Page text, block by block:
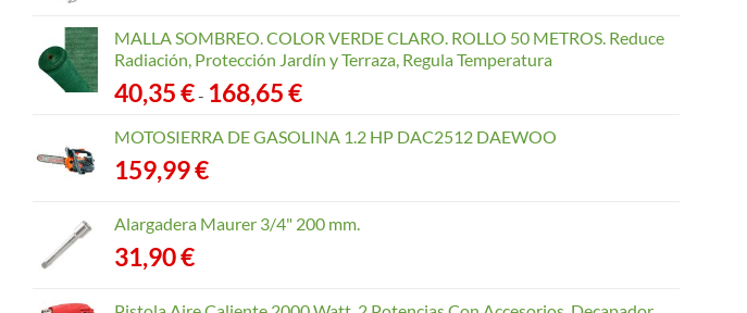
MALLA SOMBREO. COLOR VERDE CLARO. ROLLO 50 METROS. Reduce
Radiación, Protección Jardín y Terraza, Regula Temperatura
40,35€- 168,65€Rango
precios:
168,65 €
MOTOSIERRA DE GASOLINA 1.2 HP DAC2512 DAEWOO
159,99€
Alargadera Maurer 3/4" 200 mm.
31,90€